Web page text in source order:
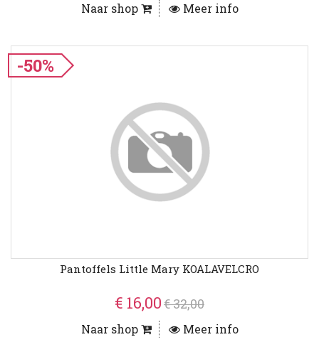
Naar shop Meer info
-50%
Pantoffels Little Mary KOALAVELCRO
€ 16,00€ 32,00
Naar shop Meer info